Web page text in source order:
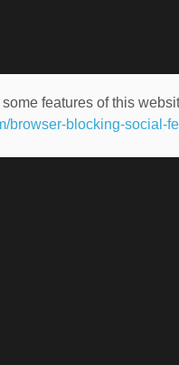
features of this
browser-blocking-social-